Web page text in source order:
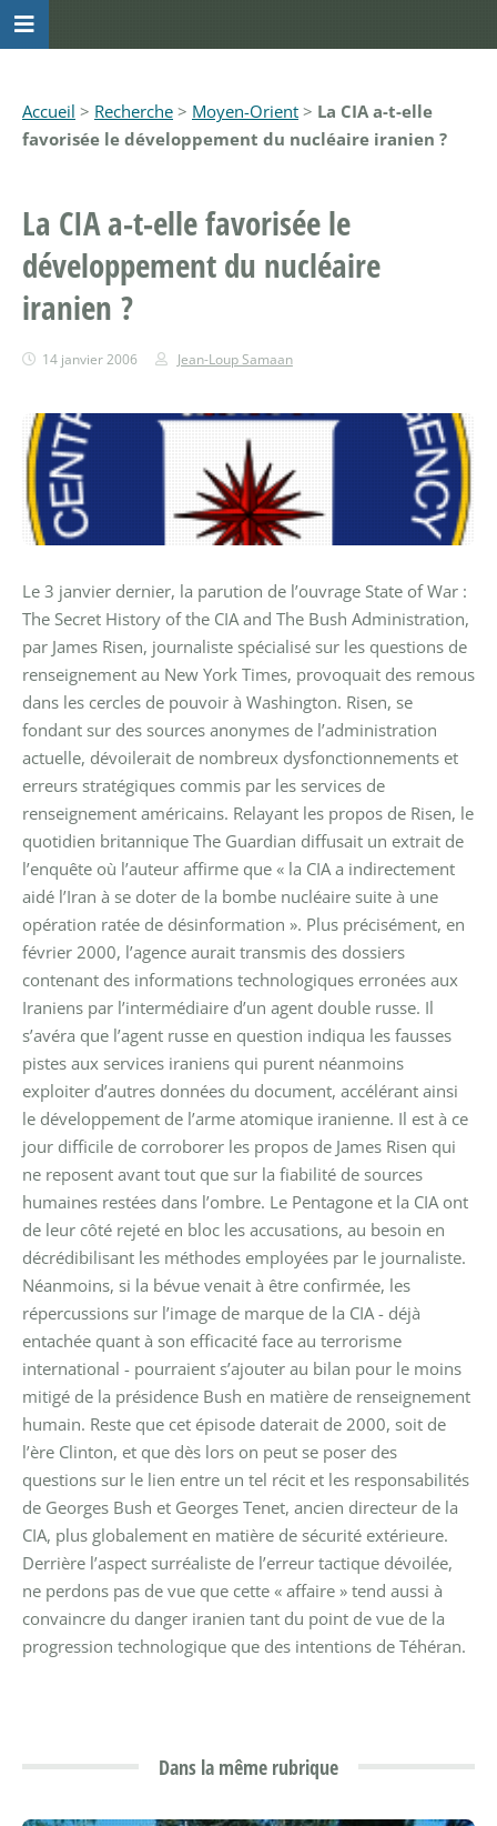
Accueil > Recherche > Moyen-Orient > La CIA a-t-elle
favorisée le développement du nucléaire iranien ?
La CIA a-t-elle favorisée le
développement du nucléaire
iranien ?
14 janvier 2006 Jean-Loup Samaan
Le 3 janvier dernier, la parution de l’ouvrage State of War :
The Secret History of the CIA and The Bush Administration,
par James Risen, journaliste spécialisé sur les questions de
renseignement au New York Times, provoquait des remous
dans les cercles de pouvoir à Washington. Risen, se
fondant sur des sources anonymes de l’administration
actuelle, dévoilerait de nombreux dysfonctionnements et
erreurs stratégiques commis par les services de
renseignement américains. Relayant les propos de Risen, le
quotidien britannique The Guardian diffusait un extrait de
l’enquête où l’auteur affirme que « la CIA a indirectement
aidé l’Iran à se doter de la bombe nucléaire suite à une
opération ratée de désinformation ». Plus précisément, en
février 2000, l’agence aurait transmis des dossiers
contenant des informations technologiques erronées aux
Iraniens par l’intermédiaire d’un agent double russe. Il
s’avéra que l’agent russe en question indiqua les fausses
pistes aux services iraniens qui purent néanmoins
exploiter d’autres données du document, accélérant ainsi
le développement de l’arme atomique iranienne. Il est à ce
jour difficile de corroborer les propos de James Risen qui
ne reposent avant tout que sur la fiabilité de sources
humaines restées dans l’ombre. Le Pentagone et la CIA ont
de leur côté rejeté en bloc les accusations, au besoin en
décrédibilisant les méthodes employées par le journaliste.
Néanmoins, si la bévue venait à être confirmée, les
répercussions sur l’image de marque de la CIA - déjà
entachée quant à son efficacité face au terrorisme
international - pourraient s’ajouter au bilan pour le moins
mitigé de la présidence Bush en matière de renseignement
humain. Reste que cet épisode daterait de 2000, soit de
l’ère Clinton, et que dès lors on peut se poser des
questions sur le lien entre un tel récit et les responsabilités
de Georges Bush et Georges Tenet, ancien directeur de la
CIA, plus globalement en matière de sécurité extérieure.
Derrière l’aspect surréaliste de l’erreur tactique dévoilée,
ne perdons pas de vue que cette « affaire » tend aussi à
convaincre du danger iranien tant du point de vue de la
progression technologique que des intentions de Téhéran.
Dans la même rubrique